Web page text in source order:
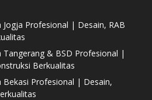
Jogja Profesional | Desain, RAB
Tangerang & BSD Profesional |
Berkualitas
Bekasi Profesional | Desain,